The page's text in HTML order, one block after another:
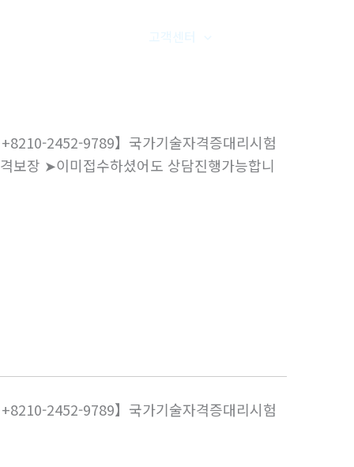
고객센터
2452-9789】국가기술자격증대리시험
보장 ➤이미접수하셨어도 상담진행가능합니
2452-9789】국가기술자격증대리시험